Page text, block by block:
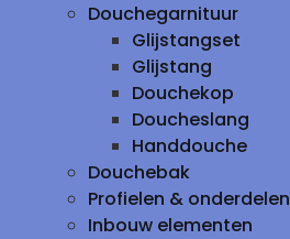
Douchegarnituur
Glijstangset
Glijstang
Douchekop
Doucheslang
Handdouche
Douchebak
Profielen & onderdelen
Inbouw elementen